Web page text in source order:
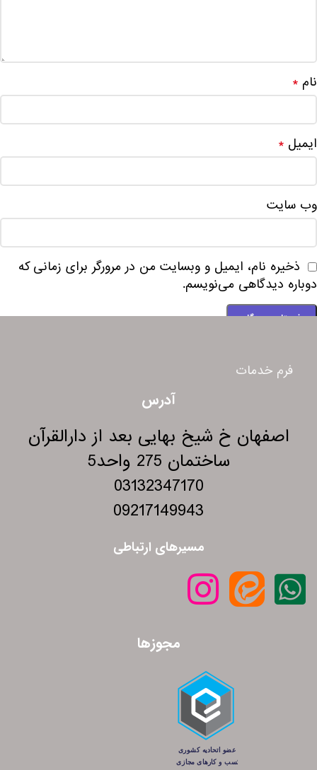
نام *
ایمیل *
وب‌ سایت
ذخیره نام، ایمیل و وبسایت من در مرورگر برای زمانی که
دوباره دیدگاهی می‌نویسم.
فرم خدمات
آدرس
اصفهان خ شیخ بهایی بعد از دارالقرآن
ساختمان 275 واحد5
03132347170
09217149943
مسیرهای ارتباطی
مجوزها